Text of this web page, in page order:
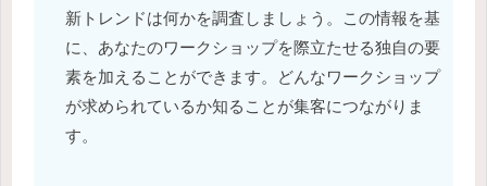
新トレンドは何かを調査しましょう。この情報を基
に、あなたのワークショップを際立たせる独自の要
素を加えることができます。どんなワークショップ
が求められているか知ることが集客につながりま
す。